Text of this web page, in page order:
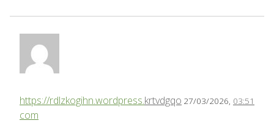
krtvdgqo 27/03/2026, 03:51
https://rdlzkogihn.wordpress.
com